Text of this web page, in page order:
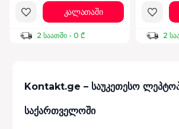
2 საათში - 0 ₾
კალათაში
2
Kontakt.ge – საუკეთესო
საქართველოში